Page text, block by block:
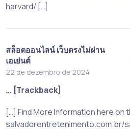
harvard/ […]
สล็อตออนไลน์ เว็บตรงไม่ผ่าน
เอเย่นต์
22 de dezembro de 2024
… [Trackback]
[…] Find More Information here on
salvadorentretenimento.com.br/